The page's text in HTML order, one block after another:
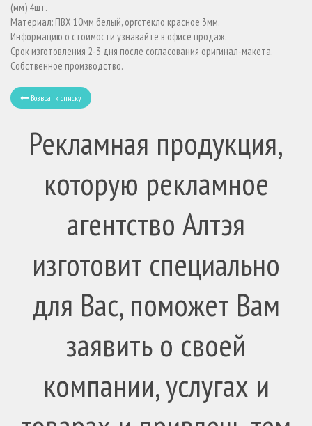
(мм) 4шт.
Материал: ПВХ 10мм белый, оргстекло красное 3мм.
Информацию о стоимости узнавайте в офисе продаж.
Срок изготовления 2-3 дня после согласования оригинал-макета.
Собственное производство.
Возврат к списку
Рекламная продукция,
которую рекламное
агентство Алтэя
изготовит специально
для Вас, поможет Вам
заявить о своей
компании, услугах и